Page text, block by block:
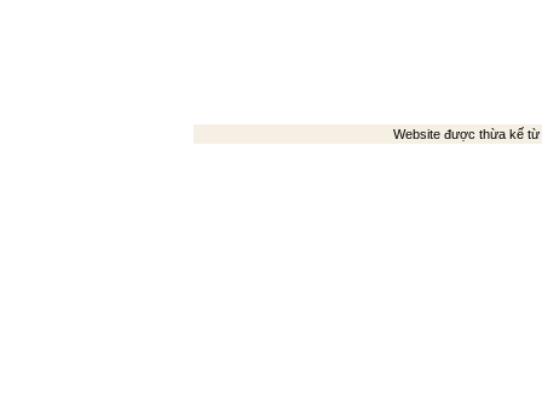
Website được thừa kế từ